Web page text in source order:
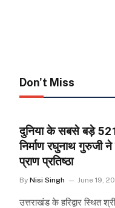
Don't Miss
दुनिया के सबसे बड़े
निर्माण रघुनाथ गुरुजी ने
प्राण प्रतिष्ठा
By Nisi Singh June 19,
उत्तराखंड के हरिद्वार स्थित